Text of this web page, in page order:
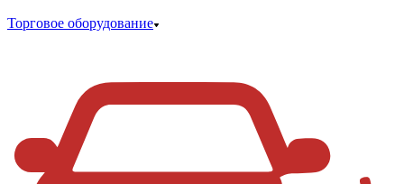
Торговое оборудование